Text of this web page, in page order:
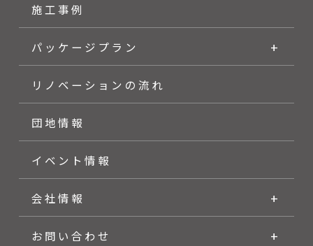
施工事例
パッケージプラン
リノベーションの流れ
団地情報
イベント情報
会社情報
お問い合わせ